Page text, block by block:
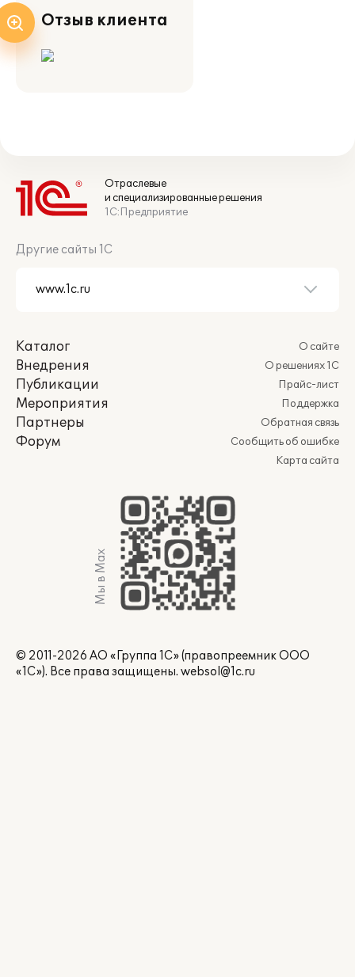
Отзыв клиента
Отраслевые
и специализированные решения
1С:Предприятие
Другие сайты 1С
Каталог
Внедрения
Публикации
Мероприятия
Партнеры
Форум
О сайте
О решениях 1С
Прайс-лист
Поддержка
Обратная связь
Сообщить об ошибке
Карта сайта
Мы в Max
© 2011-2026 АО «Группа 1С» (правопреемник ООО
«1С»). Все права защищены. websol@1c.ru